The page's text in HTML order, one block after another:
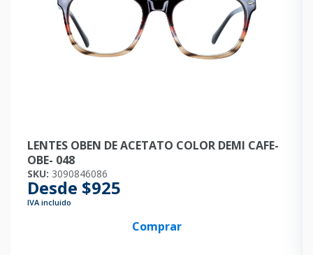
LENTES OBEN DE ACETATO COLOR DEMI CAFE-
OBE- 048
SKU: 3090846086
Desde $925
IVA incluido
Comprar